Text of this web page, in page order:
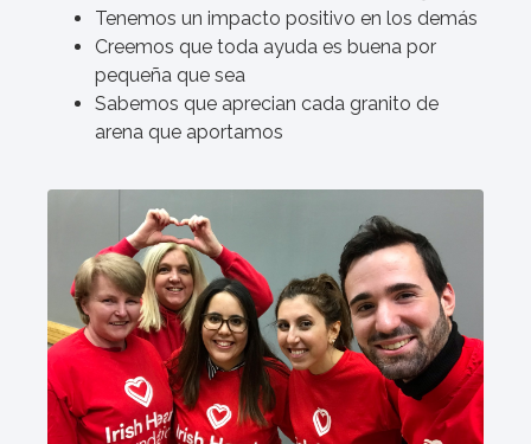
Tenemos un impacto positivo en los demás
Creemos que toda ayuda es buena por
pequeña que sea
Sabemos que aprecian cada granito de
arena que aportamos